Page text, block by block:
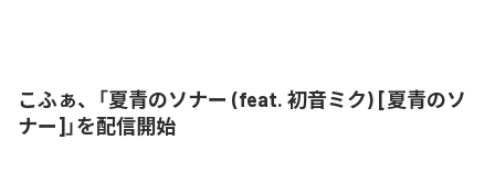
こふぁ、「夏青のソナー (feat. 初音ミク) [夏青のソ
ナー]」を配信開始